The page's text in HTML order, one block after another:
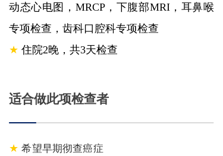
动态心电图，MRCP，下腹部MRI，耳鼻喉
专项检查，齿科口腔科专项检查
★ 住院2晚，共3天检查
适合做此项检查者
★ 希望早期彻查癌症